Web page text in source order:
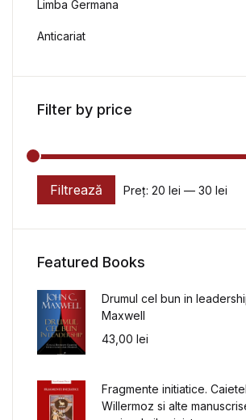
Limba Germana
Anticariat
Filter by price
Preț minim
Preț maxim
Filtrează Preț: 20 lei — 30 lei
Featured Books
Drumul cel bun in
Maxwell
43,00 lei
Fragmente initiatice.
Willermoz si alte